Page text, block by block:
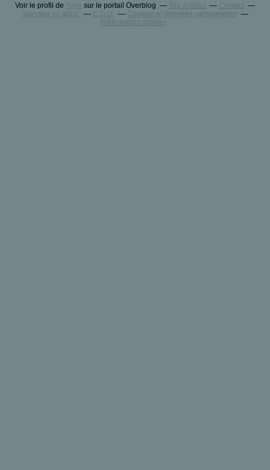
Voir le profil de Yoyo sur le portail Overblog Top articles
Contact
Signaler un abus
C.G.U.
Cookies et données personnelles
Préférences cookies